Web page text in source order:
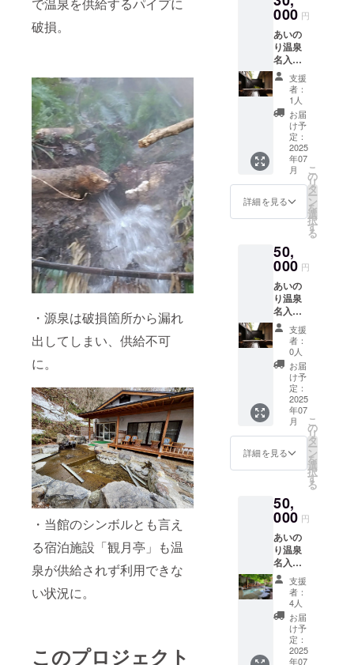
破損。
・源泉は破損箇所から漏れ
出してしまい、供給不可
に。
・当館のシンボルとも言え
る宿泊施設「観月亭」も温
泉が供給されず利用できな
い状況に。
このプロジェクト
絡先）
り温泉
のペア
招待券
がセッ
トと
なって
おりま
す。
※申込時
にご招
待券の
送付先
の情報
の記入
をお願
いしま
所・連
絡先）
※HP
又はお
電話に
てご予
約下さ
い。
※日帰り
入浴の
方が対
象の
コース
となり
ます。
※ご予
約時に
伝え下
さい。
日の設
定はご
ざいま
せんの
で、有
効期限
内にご
利用下
さいま
せ。
000 円
あいの
り温泉
名入タ
オル＋
客室露
天風呂1
泊 1名
様招待
券 羽州
路の
宿 あ
いのり
温泉の
名入り
タオル
と客室
呂付部
屋1泊の
招待
券、1名
様分が
セット
となっ
ており
ます。
露天
風呂付
客室に
ペアで
期間内
お好き
な日程
で宿泊
能日
数：1泊
2日（利
用可能
時間：
16時〜
10時）
・お部
屋の概
要：和
室 ・食
事の
サービ
支援
者：
1人
お届
け予
定：
2025
年07
月
詳細を見る
こ
の
リ
タ
ー
ン
を
選
択
す
る
50,
000 円
あいの
り温泉
名入タ
オル＋
客室露
天風呂
付部屋1
泊 ペ
ア招待
券 羽州
路の
宿 あ
いのり
温泉の
名入り
タオル
露天風
呂付部
屋1泊分
のペア
招待券
がセッ
トと
なって
おりま
す。
露天風
呂付客
室にペ
支援
者：
0人
お届
け予
定：
2025
年07
月
詳細を見る
こ
の
リ
タ
ー
ン
を
選
択
す
る
50,
000 円
あいの
り温泉
名入タ
オル＋
「観月
亭」1
泊 1名
様招待
券 羽州
路の
支援
者：
4人
お届
け予
定：
2025
年07